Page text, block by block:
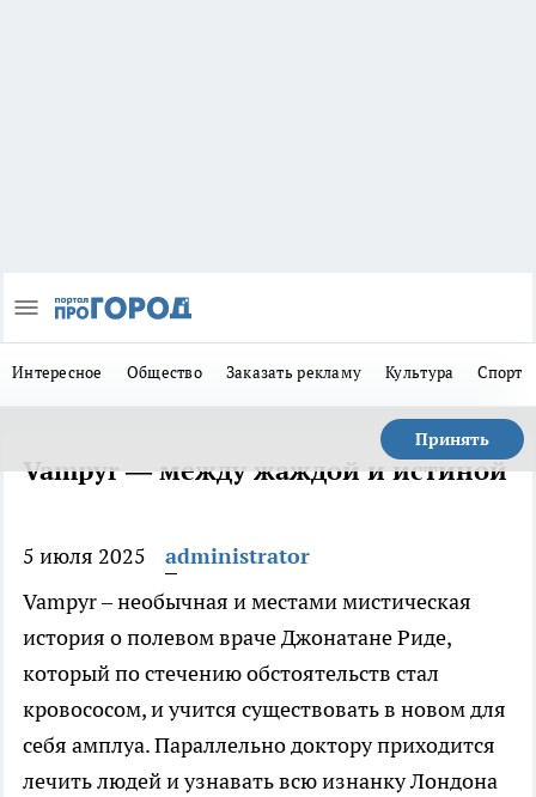
Интересное Общество Заказать рекламу Культура Спорт
Принять
Vampyr — между жаждой и истиной
5 июля 2025
administrator
Vampyr – необычная и местами мистическая
история о полевом враче Джонатане Риде,
который по стечению обстоятельств стал
кровососом, и учится существовать в новом для
себя амплуа. Параллельно доктору приходится
лечить людей и узнавать всю изнанку Лондона